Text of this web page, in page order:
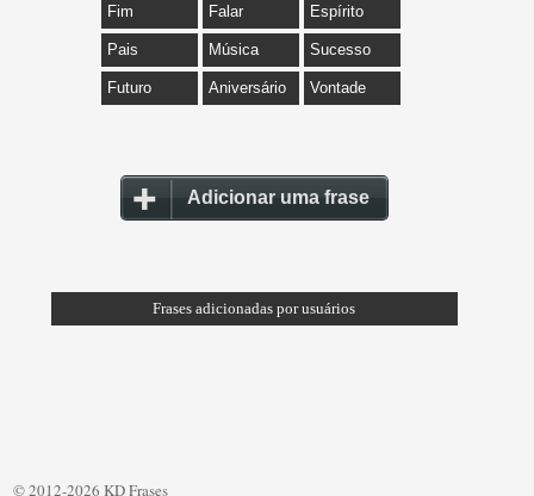
Fim Falar Espírito
Pais Música Sucesso
Futuro Aniversário Vontade
Adicionar uma frase
Frases adicionadas por usuários
© 2012-2026 KD Frases